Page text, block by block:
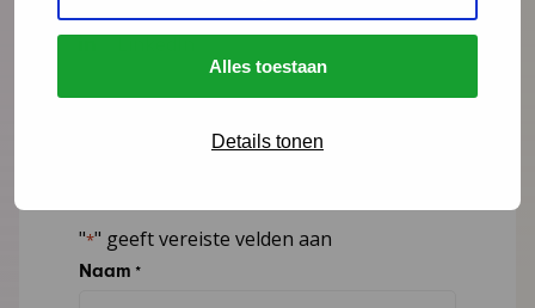
Alles toestaan
Details tonen
"*" geeft vereiste velden aan
Naam *